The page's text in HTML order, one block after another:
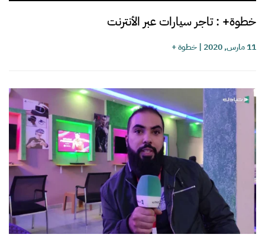
خطوة+ : تاجر سيارات عبر الأنترنت
11 مارس, 2020 |خطوة +